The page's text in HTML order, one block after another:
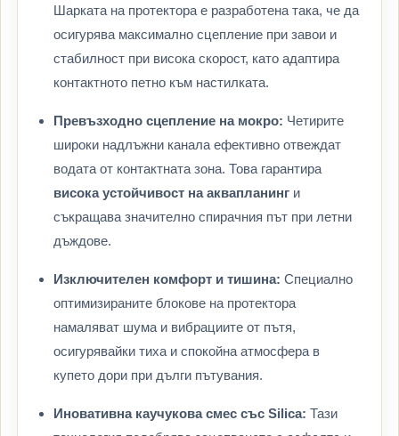
Шарката на протектора е разработена така, че да
осигурява максимално сцепление при завои и
стабилност при висока скорост, като адаптира
контактното петно към настилката.
Превъзходно сцепление на мокро: Четирите
широки надлъжни канала ефективно отвеждат
водата от контактната зона. Това гарантира
висока устойчивост на аквапланинг и
съкращава значително спирачния път при летни
дъждове.
Изключителен комфорт и тишина: Специално
оптимизираните блокове на протектора
намаляват шума и вибрациите от пътя,
осигурявайки тиха и спокойна атмосфера в
купето дори при дълги пътувания.
Иновативна каучукова смес със Silica: Тази